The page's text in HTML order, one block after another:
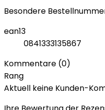
Besondere
ean13
0841333135867
Kommentare (0)
Rang
Aktuell keine Kunden-